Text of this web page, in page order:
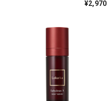
¥2,970